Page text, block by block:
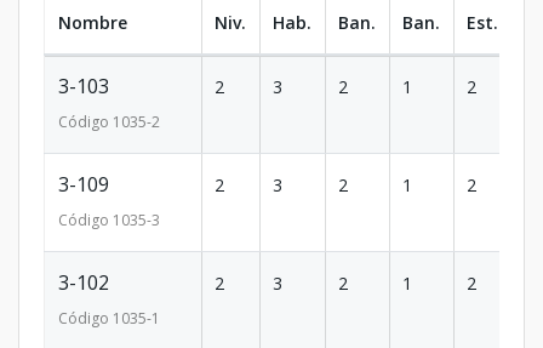
Nombre Niv. Hab. Ban.
Ban.
Est.
3-103
Código 1035-2
2 3 2 1 2
3-109
Código 1035-3
2 3 2 1 2
3-102
Código 1035-1
2 3 2 1 2